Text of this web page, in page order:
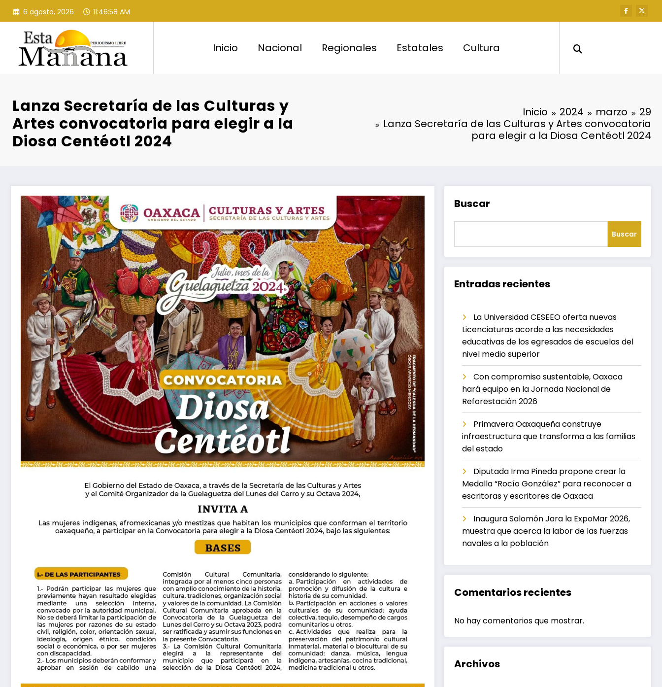
Saltar
contenido
6 agosto, 2026 11:46:59 AM
Inicio Nacional Regionales Estatales Cultura
Lanza Secretaría de las Culturas y
Artes convocatoria para elegir a la
Diosa Centéotl 2024
Inicio 2024 marzo
29
Lanza Secretaría de las Culturas y Artes convocatoria
para elegir a la Diosa Centéotl 2024
Buscar
Buscar
Entradas recientes
La Universidad CESEEO oferta nuevas
Licenciaturas acorde a las necesidades
educativas de los egresados de escuelas del
nivel medio superior
Con compromiso sustentable, Oaxaca
hará equipo en la Jornada Nacional de
Reforestación 2026
Primavera Oaxaqueña construye
infraestructura que transforma a las familias
del estado
Diputada Irma Pineda propone crear la
Medalla “Rocío González” para reconocer a
escritoras y escritores de Oaxaca
Inaugura Salomón Jara la ExpoMar 2026,
muestra que acerca la labor de las fuerzas
navales a la población
Comentarios recientes
No hay comentarios que mostrar.
Archivos